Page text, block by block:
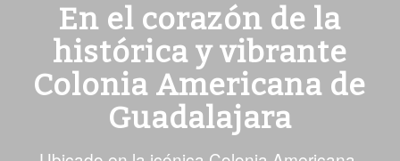
En el corazón de la
histórica y vibrante
Colonia Americana de
Guadalajara